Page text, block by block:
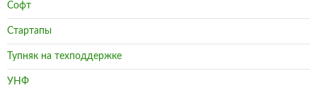
Софт
Стартапы
Тупняк на техподдержке
УНФ